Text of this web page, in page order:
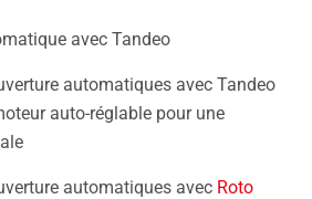
avec Tandeo
automatiques avec Tandeo
auto-réglable pour une
automatiques avec Roto